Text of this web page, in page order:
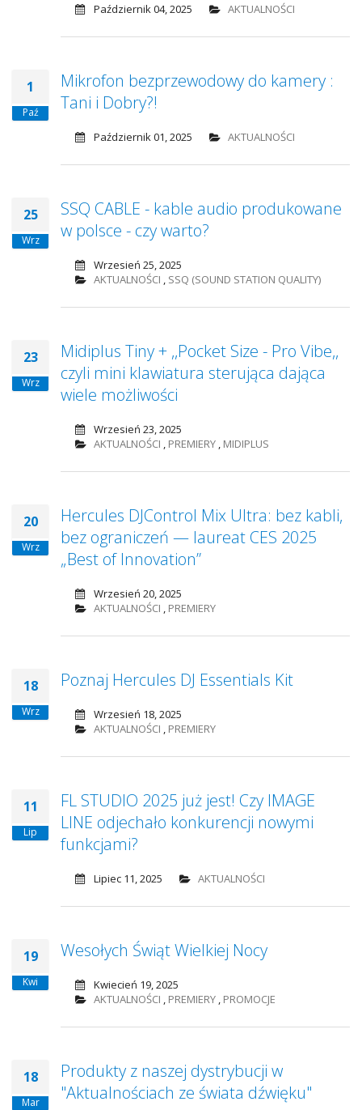
Październik 04, 2025 AKTUALNOŚCI
1
Paź
Mikrofon bezprzewodowy do kamery :
Tani i Dobry?!
Październik 01, 2025 AKTUALNOŚCI
25
Wrz
SSQ CABLE - kable audio produkowane
w polsce - czy warto?
Wrzesień 25, 2025
AKTUALNOŚCI , SSQ (SOUND STATION QUALITY)
23
Wrz
Midiplus Tiny + ,,Pocket Size - Pro Vibe,,
czyli mini klawiatura sterująca dająca
wiele możliwości
Wrzesień 23, 2025
AKTUALNOŚCI , PREMIERY , MIDIPLUS
20
Wrz
Hercules DJControl Mix Ultra: bez kabli,
bez ograniczeń — laureat CES 2025
„Best of Innovation”
Wrzesień 20, 2025
AKTUALNOŚCI , PREMIERY
18
Wrz
Poznaj Hercules DJ Essentials Kit
Wrzesień 18, 2025
AKTUALNOŚCI , PREMIERY
11
Lip
FL STUDIO 2025 już jest! Czy IMAGE
LINE odjechało konkurencji nowymi
funkcjami?
Lipiec 11, 2025 AKTUALNOŚCI
19
Kwi
Wesołych Świąt Wielkiej Nocy
Kwiecień 19, 2025
AKTUALNOŚCI , PREMIERY , PROMOCJE
18
Mar
Produkty z naszej dystrybucji w
"Aktualnościach ze świata dźwięku"